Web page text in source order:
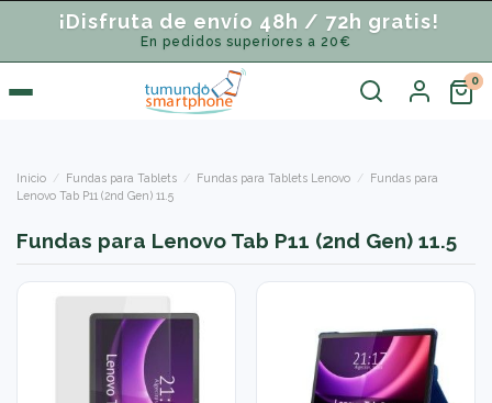
¡Disfruta de envío 48h / 72h gratis!
En pedidos superiores a 20€
Inicio Fundas para Tablets Fundas para Tablets Lenovo
Fundas para
Lenovo Tab P11 (2nd Gen) 11.5
Fundas para Lenovo Tab P11 (2nd Gen) 11.5